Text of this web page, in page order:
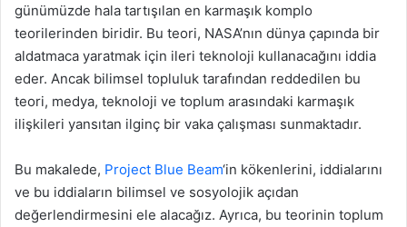
m
e
k
günümüzde hala tartışılan en karmaşık komplo
teorilerinden biridir. Bu teori, NASA’nın dünya çapında bir
aldatmaca yaratmak için ileri teknoloji kullanacağını iddia
eder. Ancak bilimsel topluluk tarafından reddedilen bu
teori, medya, teknoloji ve toplum arasındaki karmaşık
ilişkileri yansıtan ilginç bir vaka çalışması sunmaktadır.
Bu makalede, Project Blue Beam‘in kökenlerini, iddialarını
ve bu iddiaların bilimsel ve sosyolojik açıdan
değerlendirmesini ele alacağız. Ayrıca, bu teorinin toplum